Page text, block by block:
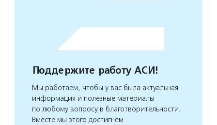
Поддержите работу АСИ!
Мы работаем, чтобы у вас была актуальная
информация и полезные материалы
по любому вопросу в благотворительности.
Вместе мы этого достигнем